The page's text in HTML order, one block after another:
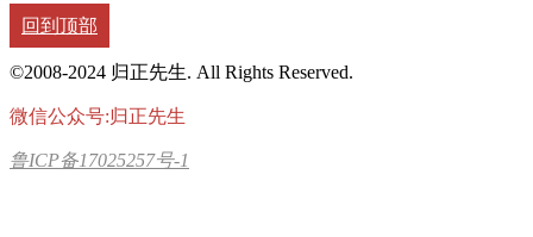
回到顶部
©2008-2024 归正先生. All Rights Reserved.
微信公众号:归正先生
鲁ICP备17025257号-1